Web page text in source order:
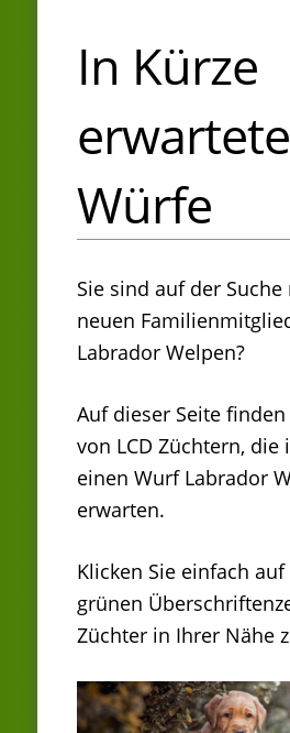
In Kürze
erwartete
Würfe
Sie sind auf der
neuen
Labrador Welpen?
Auf dieser Seite
von LCD Züchtern, die
einen Wurf Labrador
erwarten.
Klicken Sie einfach auf
grünen
Züchter in Ihrer Nähe